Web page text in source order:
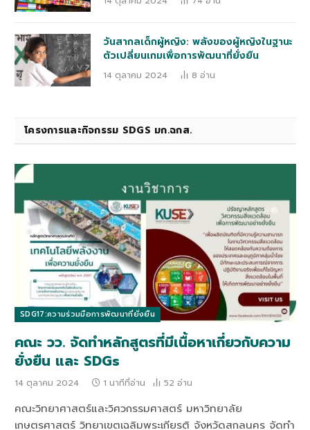
วันสากลเด็กผู้หญิง: พลังของผู้หญิงในฐานะ
ตัวเปลี่ยนเกมเพื่อการพัฒนาที่ยั่งยืน
14 ตุลาคม 2024 8 อ่าน
โครงการและกิจกรรม SDGS มก.ฉกส.
SDG17:ความร่วมมือการพัฒนาที่ยั่งยืน
คณะ วว. จัดทำหลักสูตรที่มีเนื้อหาเกี่ยวกับความ
ยั่งยืน และ SDGs
14 ตุลาคม 2024 1 นาทีที่อ่าน 52 อ่าน
คณะวิทยาศาสตร์และวิศวกรรมศาสตร์ มหาวิทยาลัย
เกษตรศาสตร์ วิทยาเขตเฉลิมพระเกียรติ จังหวัดสกลนคร จัดทำ